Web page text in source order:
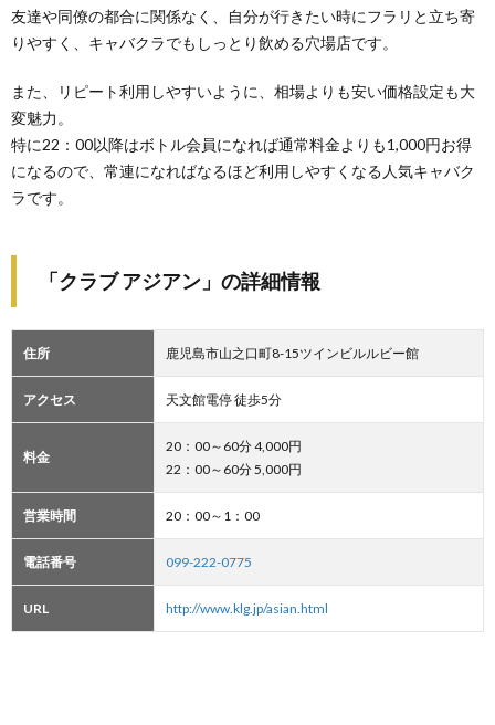
友達や同僚の都合に関係なく、自分が行きたい時にフラリと立ち寄
りやすく、キャバクラでもしっとり飲める穴場店です。
また、リピート利用しやすいように、相場よりも安い価格設定も大
変魅力。
特に22：00以降はボトル会員になれば通常料金よりも1,000円お得
になるので、常連になればなるほど利用しやすくなる人気キャバク
ラです。
「クラブ アジアン」の詳細情報
住所 鹿児島市山之口町8-15ツインビルルビー館
アクセス 天文館電停 徒歩5分
料金
20：00～60分 4,000円
22：00～60分 5,000円
営業時間 20：00～1：00
電話番号 099-222-0775
URL http://www.klg.jp/asian.html